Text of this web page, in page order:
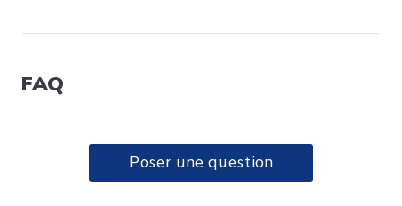
ERIS 90X90 RECEVEUR
FAQ
Poser une question